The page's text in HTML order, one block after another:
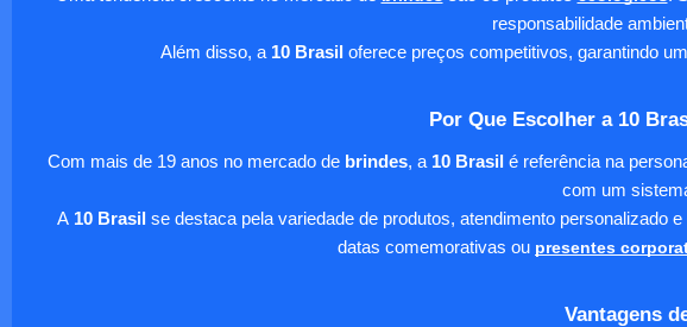
responsabilidade
Além disso, a 10 Brasil oferece preços competitivos, garantindo
Por Que Escolher a 10
Com mais de 19 anos no mercado de brindes, a 10 Brasil é referência na
com um
A10 Brasil se destaca pela variedade de produtos, atendimento personalizado
datas comemorativas ou presentes
Vantagens